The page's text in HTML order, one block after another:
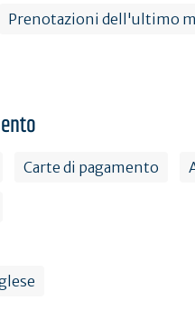
Prenotazioni dell'ultimo
Carte di pagamento